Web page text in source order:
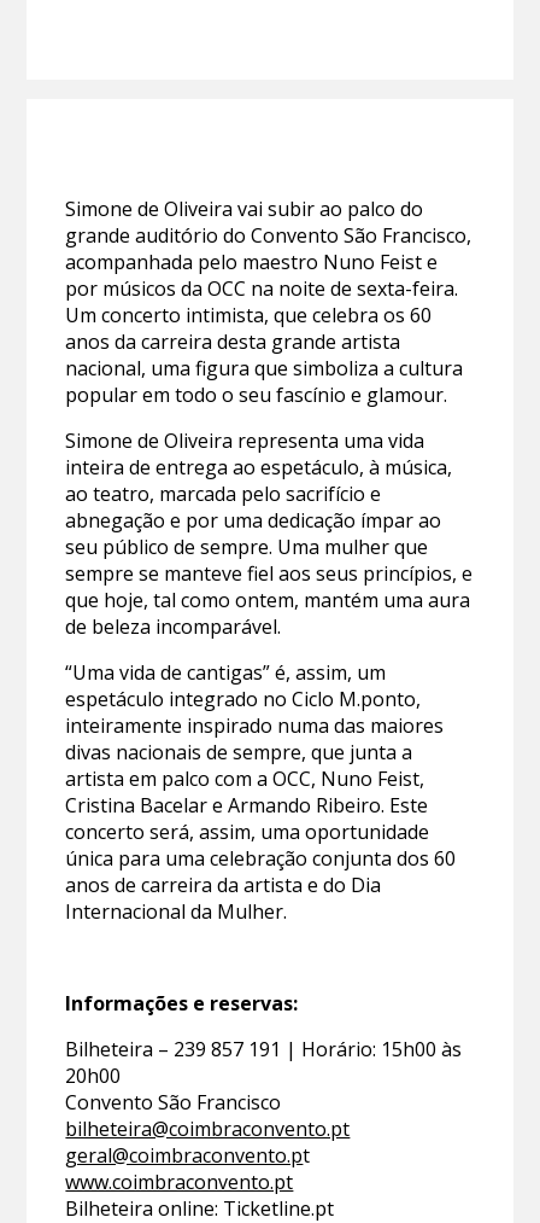
Simone de Oliveira vai subir ao palco do
grande auditório do Convento São Francisco,
acompanhada pelo maestro Nuno Feist e
por músicos da OCC na noite de sexta-feira.
Um concerto intimista, que celebra os 60
anos da carreira desta grande artista
nacional, uma figura que simboliza a cultura
popular em todo o seu fascínio e glamour.
Simone de Oliveira representa uma vida
inteira de entrega ao espetáculo, à música,
ao teatro, marcada pelo sacrifício e
abnegação e por uma dedicação ímpar ao
seu público de sempre. Uma mulher que
sempre se manteve fiel aos seus princípios, e
que hoje, tal como ontem, mantém uma aura
de beleza incomparável.
“Uma vida de cantigas” é, assim, um
espetáculo integrado no Ciclo M.ponto,
inteiramente inspirado numa das maiores
divas nacionais de sempre, que junta a
artista em palco com a OCC, Nuno Feist,
Cristina Bacelar e Armando Ribeiro. Este
concerto será, assim, uma oportunidade
única para uma celebração conjunta dos 60
anos de carreira da artista e do Dia
Internacional da Mulher.
Informações e reservas:
Bilheteira – 239 857 191 | Horário: 15h00 às
20h00
Convento São Francisco
bilheteira@coimbraconvento.pt
geral@coimbraconvento.pt
www.coimbraconvento.pt
Bilheteira online: Ticketline.pt